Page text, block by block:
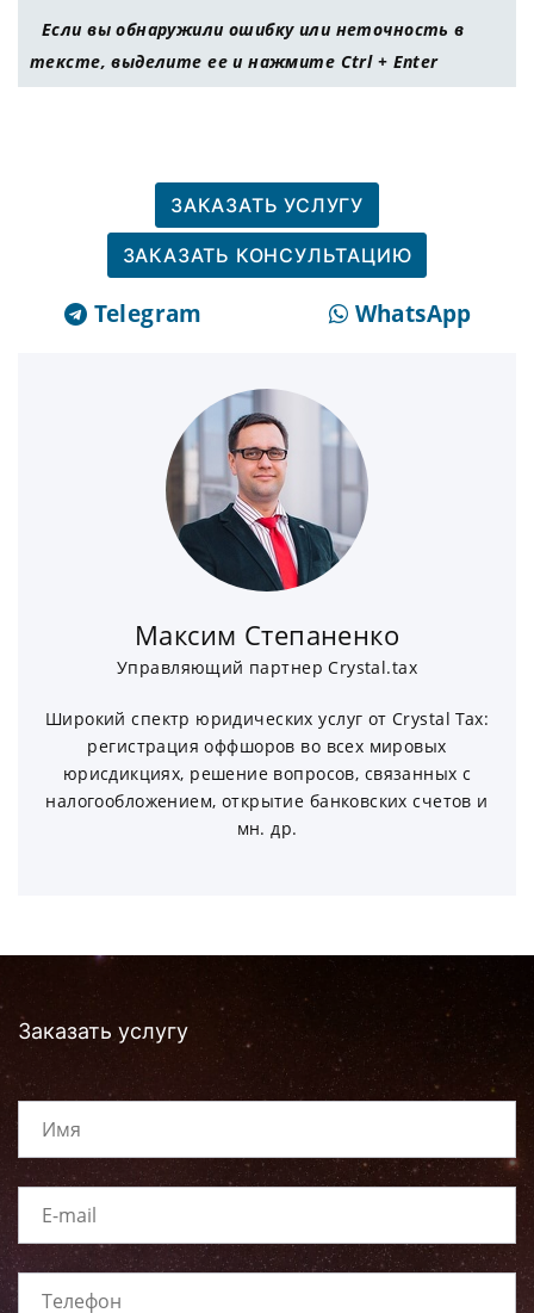
Если вы обнаружили ошибку или неточность в
тексте, выделите ее и нажмите Ctrl + Enter
ЗАКАЗАТЬ УСЛУГУ
ЗАКАЗАТЬ КОНСУЛЬТАЦИЮ
Telegram WhatsApp
Максим Степаненко
Управляющий партнер Crystal.tax
Широкий спектр юридических услуг от Crystal Tax:
регистрация оффшоров во всех мировых
юрисдикциях, решение вопросов, связанных с
налогообложением, открытие банковских счетов и
мн. др.
Заказать услугу